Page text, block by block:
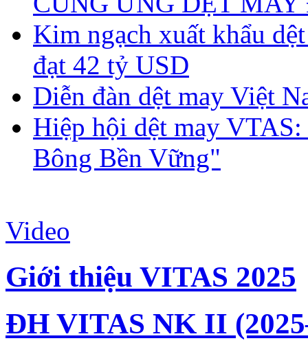
Kim ngạch xuất khẩu
đạt 42 tỷ USD
Diễn đàn dệt may Việt
Hiệp hội dệt may
Bông Bền Vững"
Video
Giới thiệu VITAS 2025
ĐH VITAS NK II